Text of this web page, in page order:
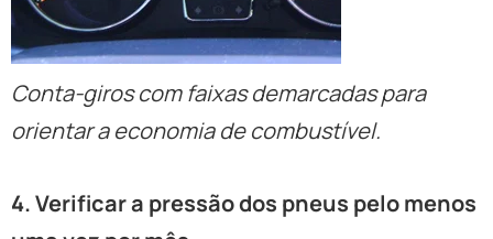
Conta-giros com faixas demarcadas para
orientar a economia de combustível.
4. Verificar a pressão dos pneus pelo menos